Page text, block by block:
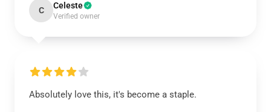
C Celeste
Verified owner
Absolutely love this, it's become a staple.